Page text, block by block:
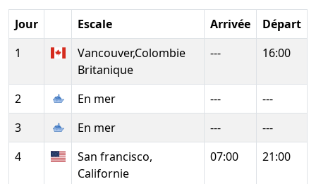
Jour Escale Arrivée
Départ
1
Vancouver,Colombie
Britanique
--- 16:00
2 En mer ---
---
3
En mer ---
---
4
San francisco,
Californie
07:00 21:00